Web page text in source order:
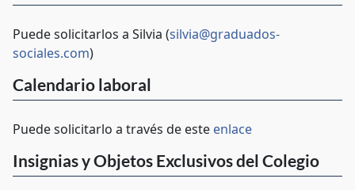
Puede solicitarlos a Silvia (silvia@graduados-
sociales.com)
Calendario laboral
Puede solicitarlo a través de este enlace
Insignias y Objetos Exclusivos del Colegio